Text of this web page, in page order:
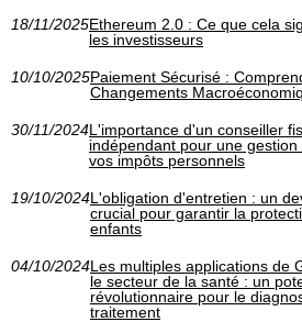
18/11/2025Ethereum 2.0 : Ce que cela
les investisseurs
10/10/2025Paiement Sécurisé :
Changements
30/11/2024L'importance d'un conseiller
indépendant pour une
vos impôts personnels
19/10/2024L'obligation d'entretien : un
crucial pour garantir la
enfants
04/10/2024Les multiples applications de
le secteur de la santé : un
révolutionnaire pour le
traitement